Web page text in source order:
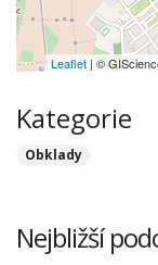
Leaflet | ©
Kategorie
Obklady
Nejbližší